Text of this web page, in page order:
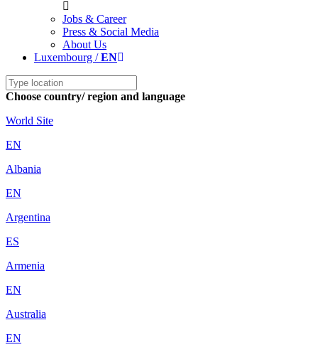
Jobs & Career
Press & Social Media
About Us
Luxembourg /EN
Choose country/ region and language
World Site
EN
Albania
EN
Argentina
ES
Armenia
EN
Australia
EN